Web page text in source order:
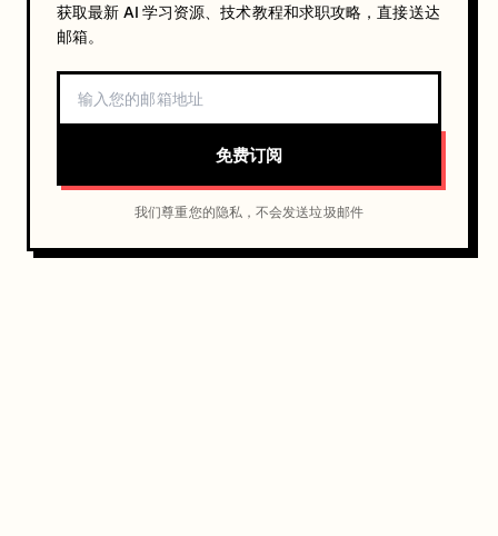
获取最新 AI 学习资源、技术教程和求职攻略，直接送达
邮箱。
免费订阅
我们尊重您的隐私，不会发送垃圾邮件